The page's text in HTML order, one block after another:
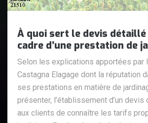
À quoi sert le devis
cadre d’une prestation de
Selon les explications apportées par
Castagna Elagage dont la réputation
ses prestations en matière de
présenter, l’établissement d’un
aux clients de connaître les tarifs